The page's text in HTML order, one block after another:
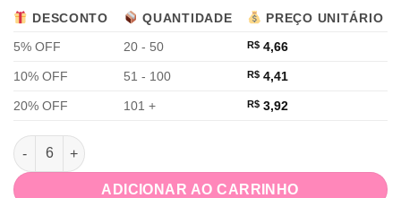
DESCONTO QUANTIDADE PREÇO UNITÁRIO
5% OFF 20 - 50 R$ 4,66
10% OFF 51 - 100 R$ 4,41
20% OFF 101 + R$ 3,92
Caneca de Acrílico Transparente 300ml Personalizada
ADICIONAR AO CARRINHO